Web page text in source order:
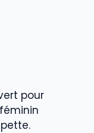
pour